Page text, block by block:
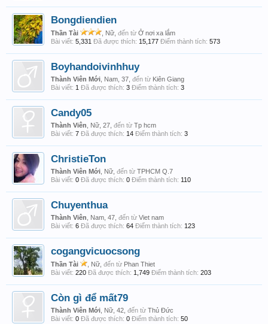
Bongdiendien
Thần Tài , Nữ, đến từ Ở nơi xa lắm
Bài viết: 5,331 Đã được thích: 15,177 Điểm thành tích: 573
Boyhandoivinhhuy
Thành Viên Mới , Nam, 37, đến từ Kiên Giang
Bài viết: 1 Đã được thích: 3 Điểm thành tích: 3
Candy05
Thành Viên , Nữ, 27, đến từ Tp hcm
Bài viết: 7 Đã được thích: 14 Điểm thành tích: 3
ChristieTon
Thành Viên Mới , Nữ, đến từ TPHCM Q.7
Bài viết: 0 Đã được thích: 0 Điểm thành tích: 110
Chuyenthua
Thành Viên , Nam, 47, đến từ Viet nam
Bài viết: 6 Đã được thích: 64 Điểm thành tích: 123
cogangvicuocsong
Thần Tài , Nữ, đến từ Phan Thiet
Bài viết: 220 Đã được thích: 1,749 Điểm thành tích: 203
Còn gì để mất79
Thành Viên Mới , Nữ, 42, đến từ Thủ Đức
Bài viết: 0 Đã được thích: 0 Điểm thành tích: 50